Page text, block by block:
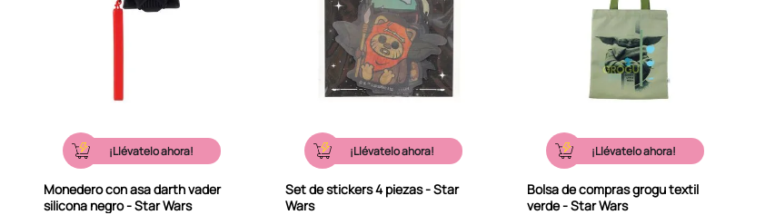
¡Llévatelo ahora!
Monedero con asa darth vader
silicona negro - Star Wars
¡Llévatelo ahora!
Set de stickers 4 piezas - Star
Wars
¡Llévatelo ahora!
Bolsa de compras grogu textil
verde - Star Wars